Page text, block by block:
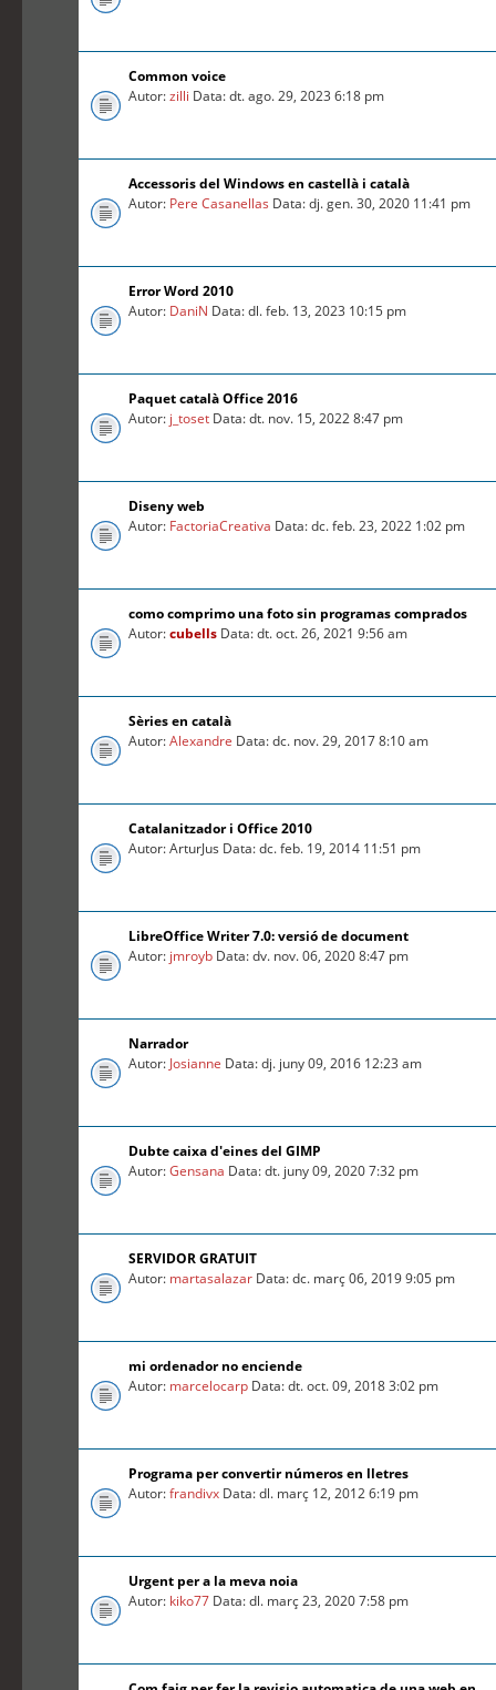
Common voice
Autor:zilli Data: dt. ago. 29, 2023 6:18 pm
Accessoris del Windows en castellà i català
Autor: Pere Casanellas Data: dj. gen. 30, 2020 11:41 pm
Error Word 2010
Autor: DaniN Data: dl. feb. 13, 2023 10:15 pm
Paquet català Office 2016
Autor: j_toset Data: dt. nov. 15, 2022 8:47 pm
Diseny web
Autor: FactoriaCreativa Data: dc. feb. 23, 2022 1:02 pm
como comprimo una foto sin programas comprados
Autor:cubells Data: dt. oct. 26, 2021 9:56 am
Sèries en català
Autor:Alexandre Data: dc. nov. 29, 2017 8:10 am
Catalanitzador i Office 2010
Autor: ArturJus Data: dc. feb. 19, 2014 11:51 pm
LibreOffice Writer 7.0: versió de document
Autor: jmroyb Data: dv. nov. 06, 2020 8:47 pm
Narrador
Autor: Josianne Data: dj. juny 09, 2016 12:23 am
Dubte caixa d'eines del GIMP
Autor:Gensana Data: dt. juny 09, 2020 7:32 pm
SERVIDOR GRATUIT
Autor: martasalazar Data: dc. març 06, 2019 9:05 pm
mi ordenador no enciende
Autor: marcelocarp Data: dt. oct. 09, 2018 3:02 pm
Programa per convertir números en lletres
Autor:frandivx Data: dl. març 12, 2012 6:19 pm
Urgent per a la meva noia
Autor: kiko77 Data: dl. març 23, 2020 7:58 pm